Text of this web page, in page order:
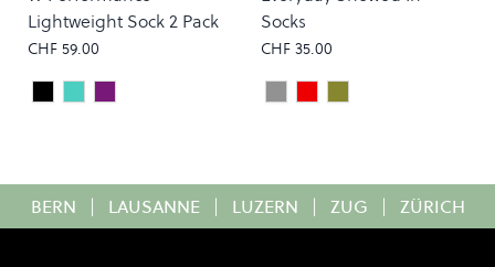
Lightweight Sock 2 Pack
CHF 59.00
Colour
True Black
PETROL GREEN
WASHED LAVENDAR
Socks
CHF 35.00
Colour
AshTibetan Red
Military Olive
BERN | LAUSANNE | LUZERN | ZUG | ZÜRICH